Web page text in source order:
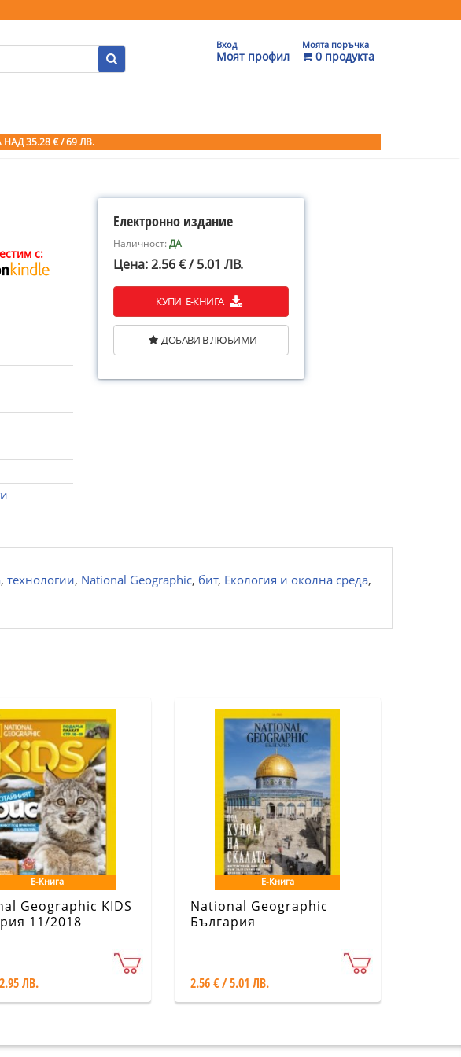
Вход
Моят профил
Моята поръчка
0 продукта
НАД 35.28 € / 69 ЛВ.
с:
Електронно издание
Наличност:ДА
Цена: 2.56 € / 5.01 ЛВ.
КУПИ Е-КНИГА
ДОБАВИ В ЛЮБИМИ
, технологии, National Geographic, бит, Екология и околна среда,
Е-Книга
Geographic KIDS
11/2018
ЛВ.
Е-Книга
National Geographic
България
2.56 € / 5.01 ЛВ.